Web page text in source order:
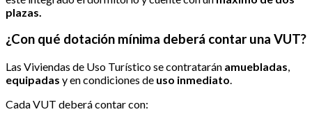
plazas.
¿Con qué dotación mínima deberá contar una VUT?
Las Viviendas de Uso Turístico se contratarán amuebladas,
equipadas y en condiciones de uso inmediato.
Cada VUT deberá contar con: